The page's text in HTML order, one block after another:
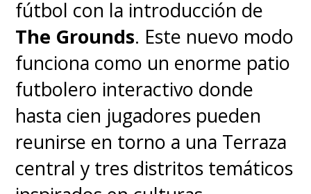
新宿ウォール456で、無限
パック開封⁉️
こんなにたくさん開封し
てみたい……🤤#ポケポケ
https://t.co/FCne3zO8z1
pic.twitter.com/lkg6XOMZqb
— 【公式】ポケモン情報局 (@poke_times)November 6,
fútbol con la introducción de
The Grounds. Este nuevo modo
funciona como un enorme patio
futbolero interactivo donde
hasta cien jugadores pueden
reunirse en torno a una Terraza
central y tres distritos temáticos